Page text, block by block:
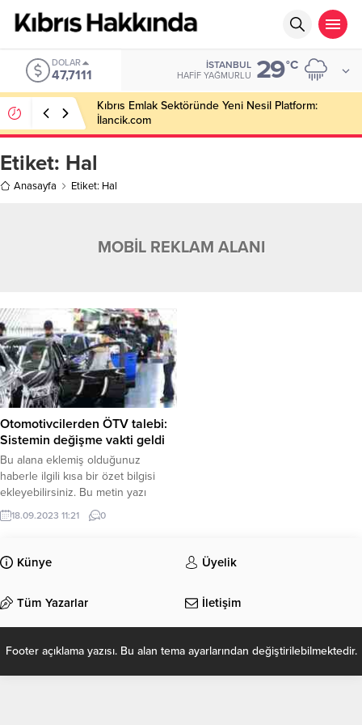
DOLAR
47,7111
İSTANBUL
HAFIF YAĞMURLU 29°C
Kıbrıs Emlak Sektöründe Yeni Nesil Platform:
İlancik.com
Etiket: Hal
Anasayfa Etiket: Hal
MOBİL REKLAM ALANI
Otomotivcilerden ÖTV talebi:
Sistemin değişme vakti geldi
Bu alana eklemiş olduğunuz
haberle ilgili kısa bir özet bilgisi
ekleyebilirsiniz. Bu metin yazı
düzenleme sayfasında “Özet”
bölümünden eklenebilir. Özet
olarak bu şekilde gösterilir,
eklenmemişse bu alan boş kalır.
18.09.2023 11:21 0
Künye Üyelik
Tüm Yazarlar İletişim
Footer açıklama yazısı. Bu alan tema ayarlarından değiştirilebilmektedir.